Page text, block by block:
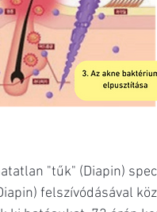
"tűk" (Diapin)
felszívódásával